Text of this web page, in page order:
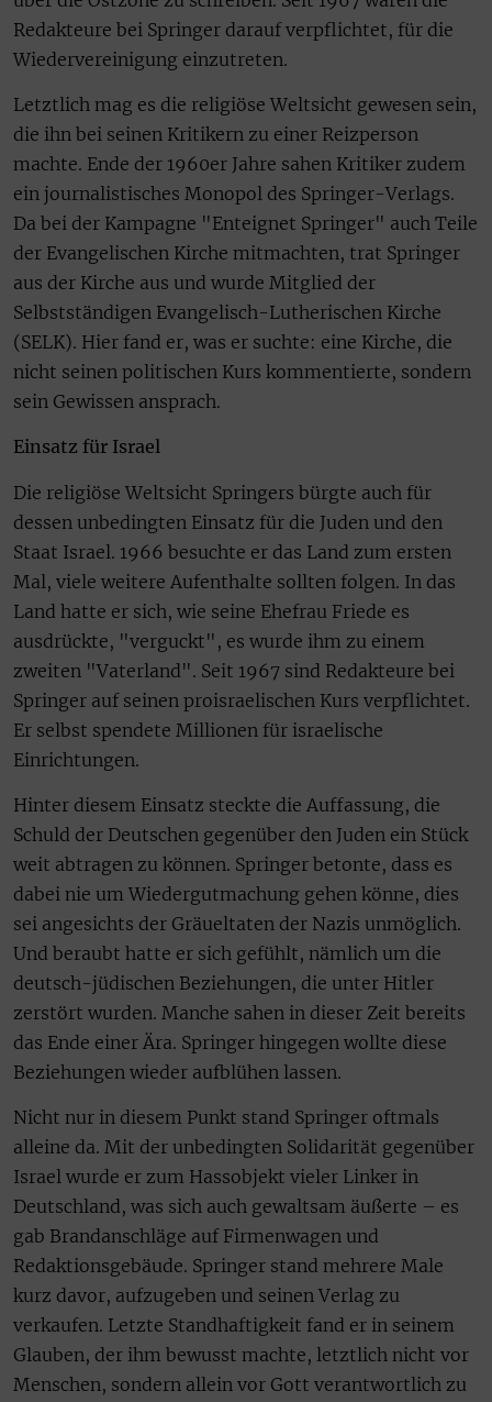
Redakteure bei Springer darauf verpflichtet, für die
Wiedervereinigung einzutreten.
Letztlich mag es die religiöse Weltsicht gewesen sein,
die ihn bei seinen Kritikern zu einer Reizperson
machte. Ende der 1960er Jahre sahen Kritiker zudem
ein journalistisches Monopol des Springer-Verlags.
Da bei der Kampagne "Enteignet Springer" auch Teile
der Evangelischen Kirche mitmachten, trat Springer
aus der Kirche aus und wurde Mitglied der
Selbstständigen Evangelisch-Lutherischen Kirche
(SELK). Hier fand er, was er suchte: eine Kirche, die
nicht seinen politischen Kurs kommentierte, sondern
sein Gewissen ansprach.
Einsatz für Israel
Die religiöse Weltsicht Springers bürgte auch für
dessen unbedingten Einsatz für die Juden und den
Staat Israel. 1966 besuchte er das Land zum ersten
Mal, viele weitere Aufenthalte sollten folgen. In das
Land hatte er sich, wie seine Ehefrau Friede es
ausdrückte, "verguckt", es wurde ihm zu einem
zweiten "Vaterland". Seit 1967 sind Redakteure bei
Springer auf seinen proisraelischen Kurs verpflichtet.
Er selbst spendete Millionen für israelische
Einrichtungen.
Hinter diesem Einsatz steckte die Auffassung, die
Schuld der Deutschen gegenüber den Juden ein Stück
weit abtragen zu können. Springer betonte, dass es
dabei nie um Wiedergutmachung gehen könne, dies
sei angesichts der Gräueltaten der Nazis unmöglich.
Und beraubt hatte er sich gefühlt, nämlich um die
deutsch-jüdischen Beziehungen, die unter Hitler
zerstört wurden. Manche sahen in dieser Zeit bereits
das Ende einer Ära. Springer hingegen wollte diese
Beziehungen wieder aufblühen lassen.
Nicht nur in diesem Punkt stand Springer oftmals
alleine da. Mit der unbedingten Solidarität gegenüber
Israel wurde er zum Hassobjekt vieler Linker in
Deutschland, was sich auch gewaltsam äußerte – es
gab Brandanschläge auf Firmenwagen und
Redaktionsgebäude. Springer stand mehrere Male
kurz davor, aufzugeben und seinen Verlag zu
verkaufen. Letzte Standhaftigkeit fand er in seinem
Glauben, der ihm bewusst machte, letztlich nicht vor
Menschen, sondern allein vor Gott verantwortlich zu